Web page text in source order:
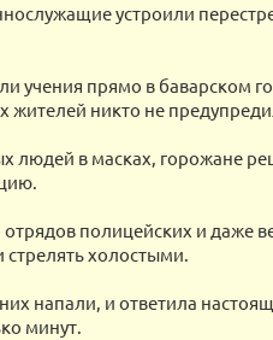
устроили
учения прямо в баварском
жителей никто не
людей в масках, горожане
полицейских и даже
стрелять холостыми.
напали, и ответила
минут.